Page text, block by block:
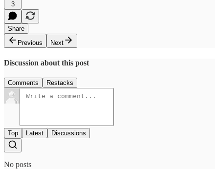
3
Share
Previous
Next
Discussion about this post
Comments Restacks
Top Latest Discussions
No posts